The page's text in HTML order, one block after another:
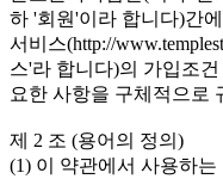
하 '회원'이라 합니다)간
서비스(http://
스'라 합니다)의 가입조
요한 사항을 구체적으로
제 2 조 (용어의 정의)
(1) 이 약관에서 사용하